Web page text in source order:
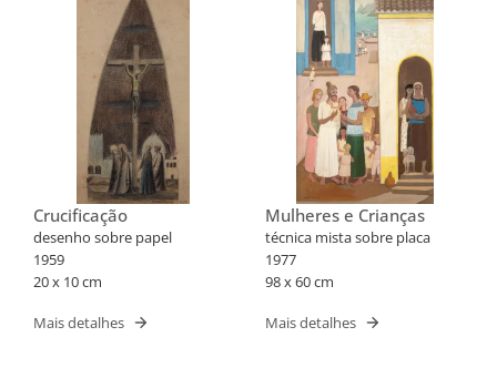
Crucificação
desenho sobre papel
1959
20 x 10 cm
Mais detalhes
Mulheres e Crianças
técnica mista sobre placa
1977
98 x 60 cm
Mais detalhes